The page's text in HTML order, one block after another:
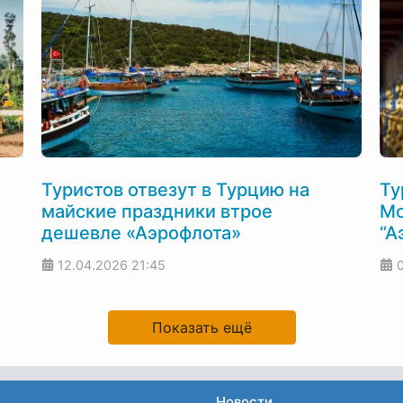
Туристов отвезут в Турцию на
майские праздники втрое
дешевле «Аэрофлота»
12.04.2026 21:45
Показать ещё